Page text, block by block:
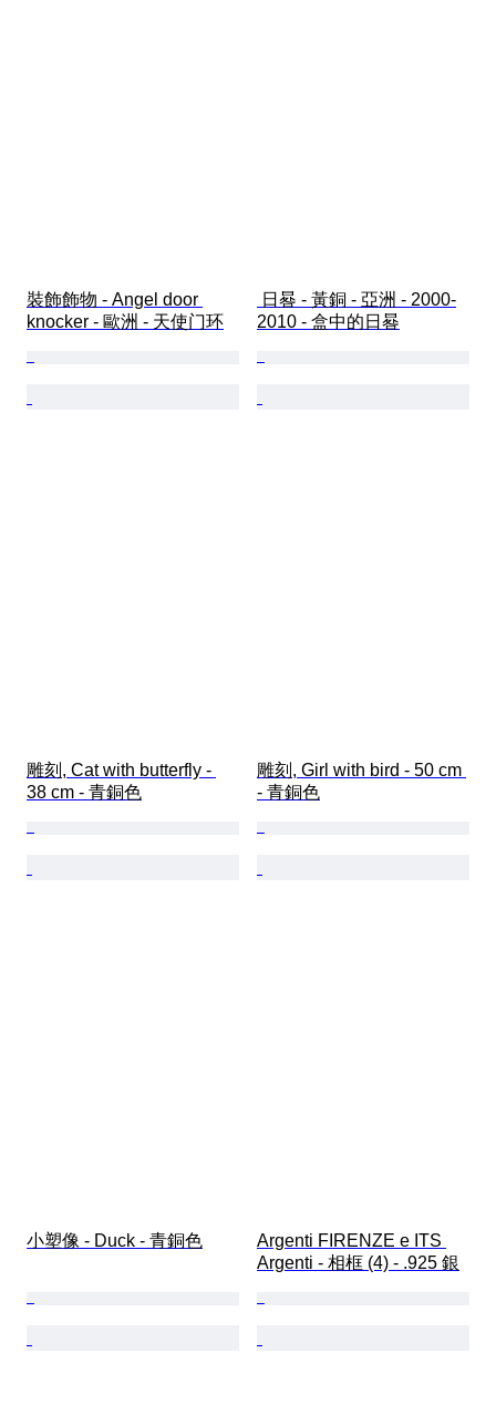
裝飾飾物 - Angel door
knocker - 歐洲 - 天使门环
2010 - 盒中的日晷
雕刻, Cat with butterfly -
38 cm - 青銅色
雕刻, Girl with bird - 50 cm
- 青銅色
小塑像 - Duck - 青銅色
Argenti FIRENZE e ITS
Argenti - 相框 (4) - .925 銀